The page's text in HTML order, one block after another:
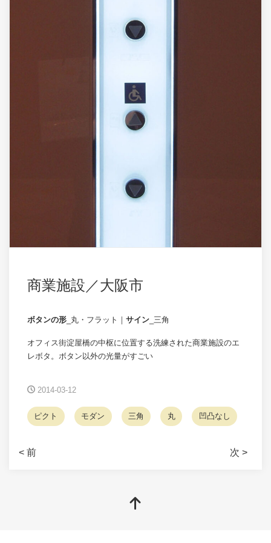
商業施設／大阪市
ボタンの形 _丸・フラット｜ サイン _三角
オフィス街淀屋橋の中枢に位置する洗練された商業施設のエ
レボタ。ボタン以外の光量がすごい
2014-03-12
ピクト モダン 三角 丸 凹凸なし
< 前 次 >